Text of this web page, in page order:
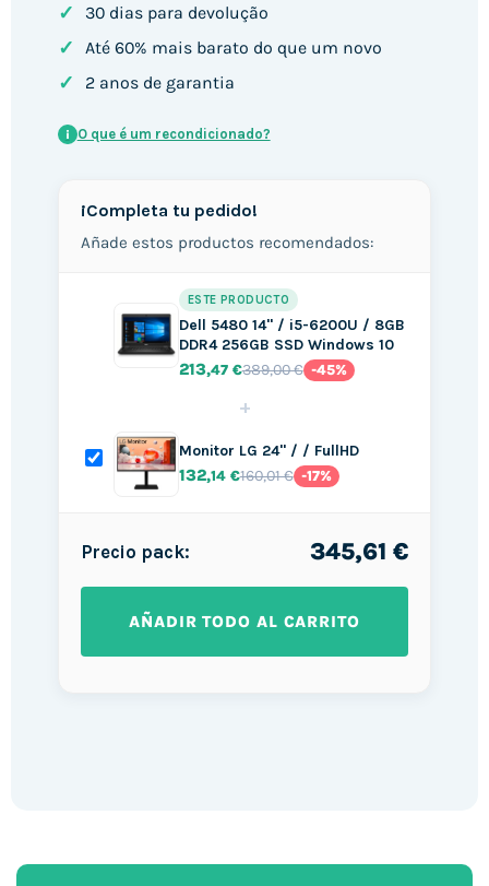
✓ 30 dias para devolução
✓ Até 60% mais barato do que um novo
✓ 2 anos de garantia
i O que é um recondicionado?
¡Completa tu pedido!
Añade estos productos recomendados:
ESTE PRODUCTO
Dell 5480 14" / i5-6200U / 8GB
DDR4 256GB SSD Windows 10
213,47 €389,00 € -45%
+
Monitor LG 24" / / FullHD
132,14 €160,01 € -17%
Precio pack: 345,61 €
AÑADIR TODO AL CARRITO